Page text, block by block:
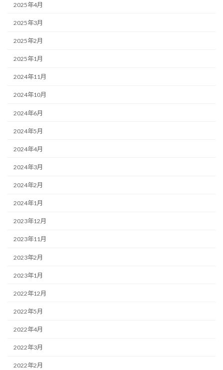
2025年4月
2025年3月
2025年2月
2025年1月
2024年11月
2024年10月
2024年6月
2024年5月
2024年4月
2024年3月
2024年2月
2024年1月
2023年12月
2023年11月
2023年2月
2023年1月
2022年12月
2022年5月
2022年4月
2022年3月
2022年2月